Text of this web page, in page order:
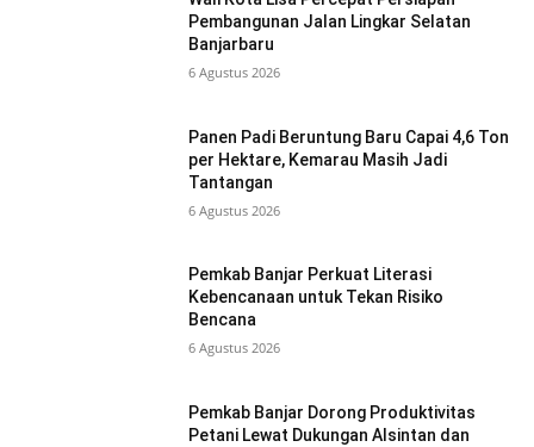
Pembangunan Jalan Lingkar Selatan
Banjarbaru
6 Agustus 2026
Panen Padi Beruntung Baru Capai 4,6 Ton
per Hektare, Kemarau Masih Jadi
Tantangan
6 Agustus 2026
Pemkab Banjar Perkuat Literasi
Kebencanaan untuk Tekan Risiko
Bencana
6 Agustus 2026
Pemkab Banjar Dorong Produktivitas
Petani Lewat Dukungan Alsintan dan